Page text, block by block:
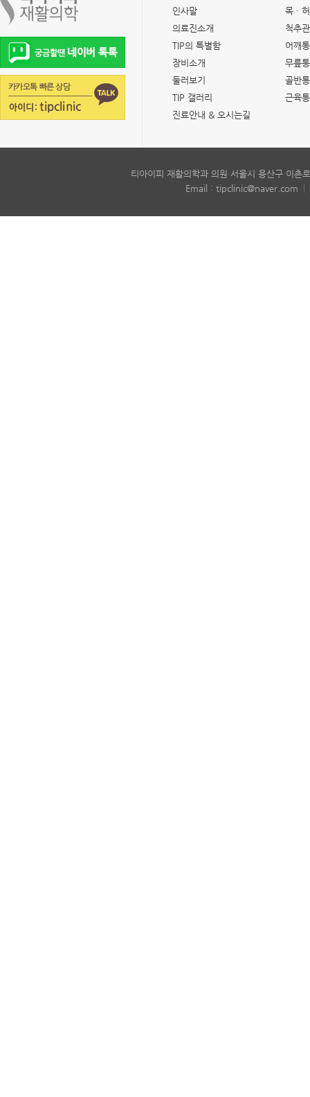
인사말
의료진소개
TIP의 특별함
장비소개
둘러보기
TIP 갤러리
진료안내 & 오시는길
목 ·
척추
어깨
무릎
골반
근육통
티아이피 재활의학과 의원 서울시 용산구 이
Email : tipclinic@naver.com